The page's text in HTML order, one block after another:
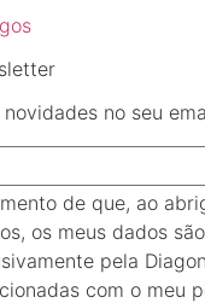
no seu
de que, ao
os meus dados
pela
com o meu